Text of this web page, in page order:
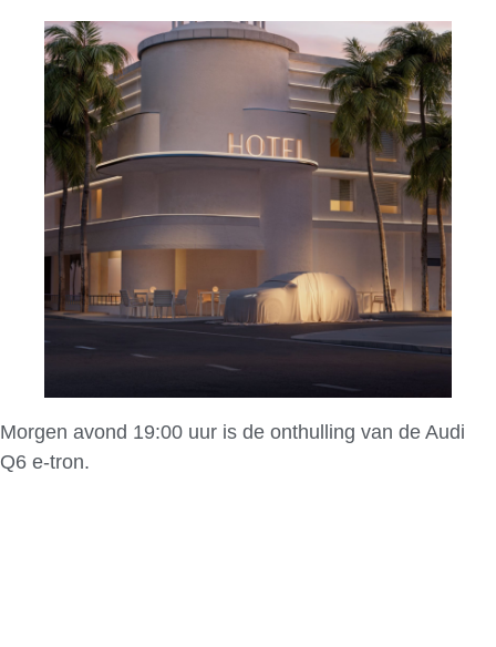
Morgen avond 19:00 uur is de onthulling van de Audi
Q6 e-tron.